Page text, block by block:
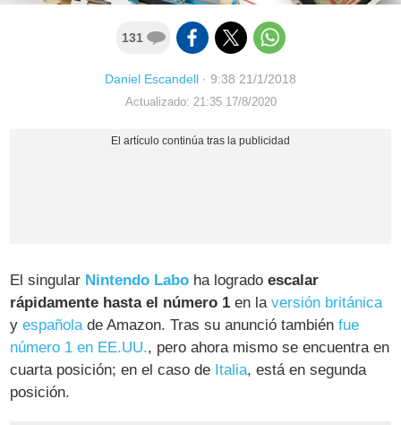
131
Daniel Escandell · 9:38 21/1/2018
Actualizado: 21:35 17/8/2020
El singular Nintendo Labo ha logradoescalar
rápidamente hasta el número 1 en laversión británica
yespañolade Amazon. Tras su anunció tambiénfue
número 1 en EE.UU., pero ahora mismo se encuentra en
cuarta posición; en el caso de Italia, está en segunda
posición.